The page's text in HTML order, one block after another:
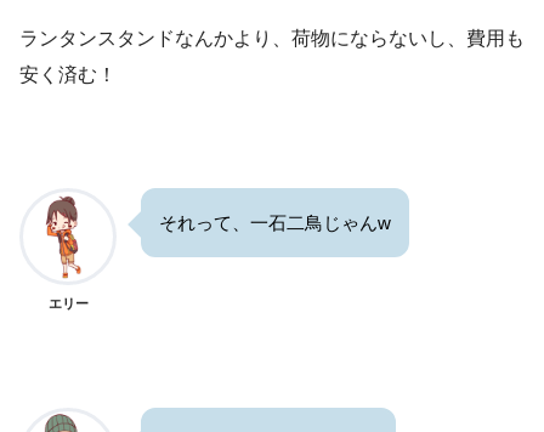
ランタンスタンドなんかより、荷物にならないし、費用も
安く済む！
エリー
それって、一石二鳥じゃんw